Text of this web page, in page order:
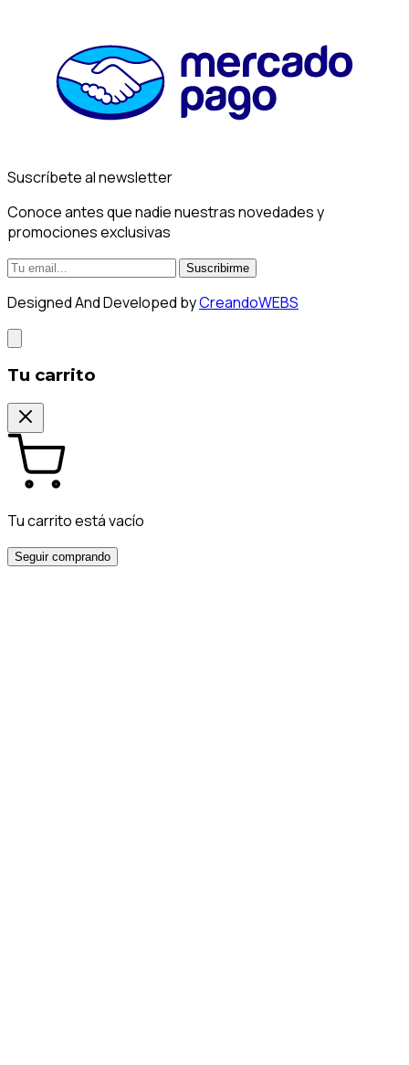
Suscríbete al newsletter
Conoce antes que nadie nuestras novedades y
promociones exclusivas
Suscribirme
Designed And Developed byCreandoWEBS
Tu carrito
Tu carrito está vacío
Seguir comprando